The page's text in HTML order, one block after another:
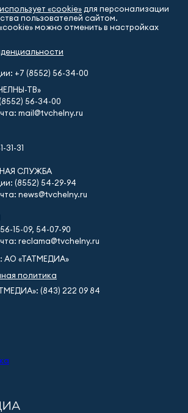
«cookie»для персонализации
пользователей сайтом.
можно отменить в настройках
+7 (8552) 56-34-00
ТВ»
56-34-00
mail@tvchelny.ru
31-31
СЛУЖБА
(8552) 54-29-94
news@tvchelny.ru
15-09, 54-07-90
reclama@tvchelny.ru
АО «ТАТМЕДИА»
политика
(843) 222 09 84